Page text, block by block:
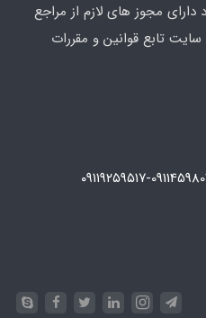
مجوز های لازم از مراجع
تابع قوانین و مقررات
09114598019